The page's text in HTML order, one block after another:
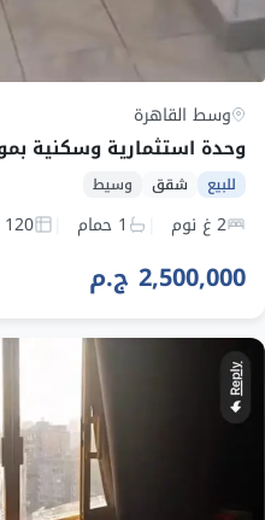
وسط القاهرة
للبيع شقق وسيط
2 غ نوم 1 حمام 120 م²
2,500,000 ج.م